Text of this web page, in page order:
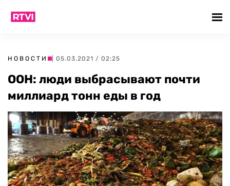
НОВОСТИ | 05.03.2021 / 02:25
ООН: люди выбрасывают почти
миллиард тонн еды в год